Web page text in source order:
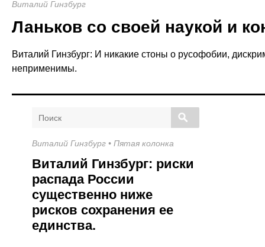
Виталий Гинзбург
Ланьков со своей наукой и
Виталий Гинзбург: И никакие стоны о русофобии,
неприменимы.
П
о
к
Виталий Гинзбург • Пятая колонка
Виталий Гинзбург: риски
распада России
существенно ниже
рисков сохранения ее
единства.